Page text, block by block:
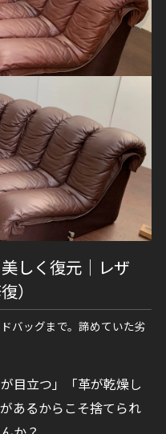
しく復元｜レザ
）
バッグまで。諦めていた劣
目立つ」「革が乾燥し
あるからこそ捨てられ